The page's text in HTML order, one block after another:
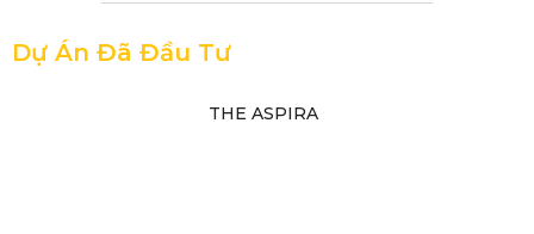
Dự Án Đã Đầu Tư
THE ASPIRA